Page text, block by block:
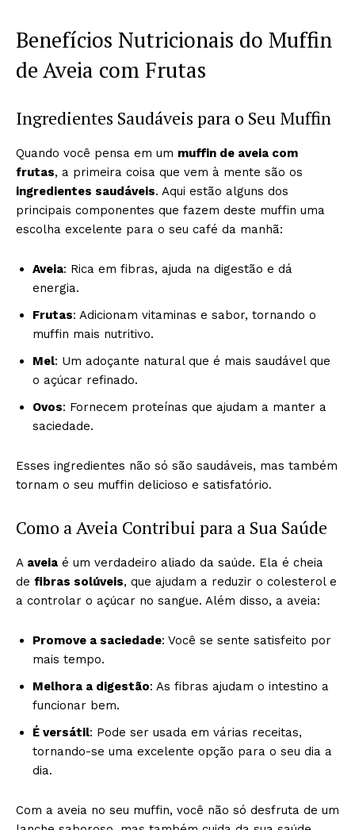
Benefícios Nutricionais do Muffin
de Aveia com Frutas
Ingredientes Saudáveis para o Seu Muffin
Quando você pensa em um muffin de aveia com
frutas, a primeira coisa que vem à mente são os
ingredientes saudáveis. Aqui estão alguns dos
principais componentes que fazem deste muffin uma
escolha excelente para o seu café da manhã:
Aveia: Rica em fibras, ajuda na digestão e dá
energia.
Frutas: Adicionam vitaminas e sabor, tornando o
muffin mais nutritivo.
Mel: Um adoçante natural que é mais saudável que
o açúcar refinado.
Ovos: Fornecem proteínas que ajudam a manter a
saciedade.
Esses ingredientes não só são saudáveis, mas também
tornam o seu muffin delicioso e satisfatório.
Como a Aveia Contribui para a Sua Saúde
A aveia é um verdadeiro aliado da saúde. Ela é cheia
de fibras solúveis, que ajudam a reduzir o colesterol e
a controlar o açúcar no sangue. Além disso, a aveia:
Promove a saciedade: Você se sente satisfeito por
mais tempo.
Melhora a digestão: As fibras ajudam o intestino a
funcionar bem.
É versátil: Pode ser usada em várias receitas,
tornando-se uma excelente opção para o seu dia a
dia.
Com a aveia no seu muffin, você não só desfruta de um